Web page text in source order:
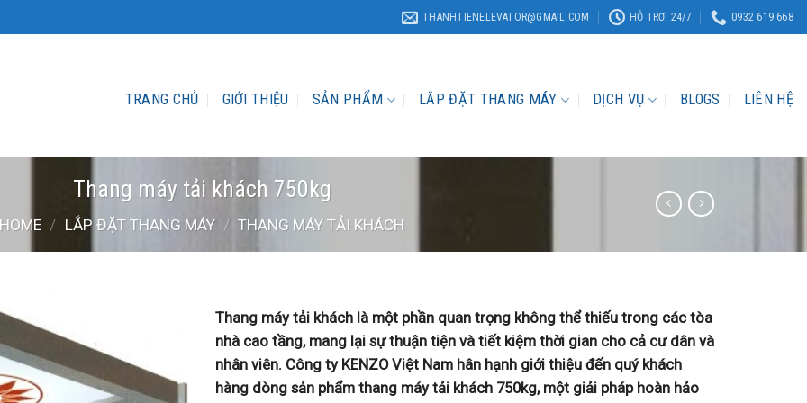
THANHTIENELEVATOR@GMAIL.COM HỖ TRỢ: 24/7 0932 619 668
TRANG CHỦ GIỚI THIỆU SẢN PHẨM LẮP ĐẶT THANG MÁY DỊCH VỤ BLOGS LIÊN HỆ
Thang máy tải khách 750kg
HOME / LẮP ĐẶT THANG MÁY / THANG MÁY TẢI KHÁCH
Thang máy tải khách là một phần quan trọng không thể thiếu trong các tòa
nhà cao tầng, mang lại sự thuận tiện và tiết kiệm thời gian cho cả cư dân và
nhân viên. Công ty KENZO Việt Nam hân hạnh giới thiệu đến quý khách
hàng dòng sản phẩm thang máy tải khách 750kg, một giải pháp hoàn hảo